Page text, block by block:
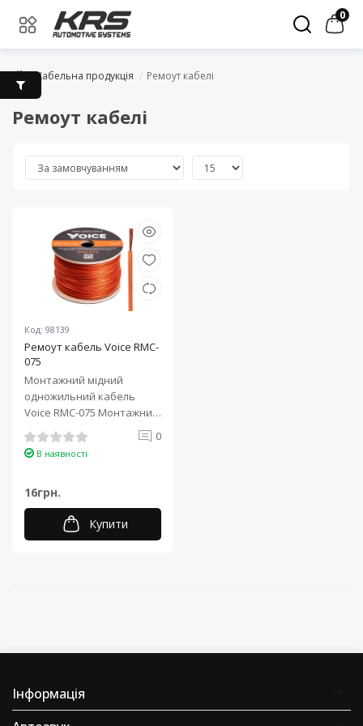
0
Кабельна продукція Ремоут кабелі
Ремоут кабелі
Код: 98139
Ремоут кабель Voice RMC-
075
Монтажний мідний
одножильний кабель
Voice RMC-075 Монтажний
одножильний кабель
Voice RMC-075 ідеа..
0
В наявності
16грн.
Купити
Інформація